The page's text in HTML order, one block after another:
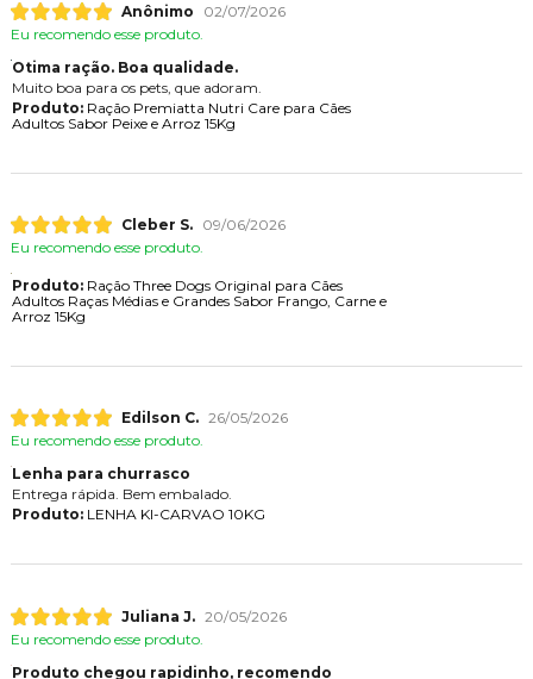
Anônimo
02/07/2026
Eu recomendo esse produto.
Otima ração. Boa qualidade.
Muito boa para os pets, que adoram.
Produto:Ração Premiatta Nutri Care para Cães
Adultos Sabor Peixe e Arroz 15Kg
Cleber S.
09/06/2026
Eu recomendo esse produto.
Produto:Ração Three Dogs Original para Cães
Adultos Raças Médias e Grandes Sabor Frango, Carne e
Arroz 15Kg
Edilson C. 26/05/2026
Eu recomendo esse produto.
Lenha para churrasco
Entrega rápida. Bem embalado.
Produto:LENHA KI-CARVAO 10KG
Juliana J. 20/05/2026
Eu recomendo esse produto.
Produto chegou rapidinho, recomendo